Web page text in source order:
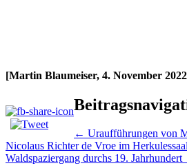
[Martin Blaumeiser, 4. November
← Uraufführungen von
Nicolaus Richter de Vroe im
Waldspaziergang durchs 19. Jahrhundert